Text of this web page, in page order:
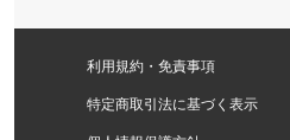
利用規約・免責事項
特定商取引法に基づく表示